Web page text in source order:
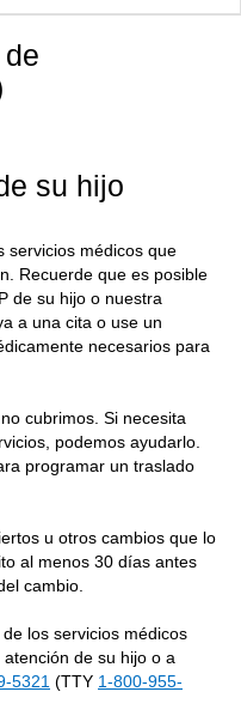
su hijo
servicios médicos que
Recuerde que es posible
de su hijo o nuestra
a una cita o use un
necesarios para
cubrimos. Si necesita
podemos ayudarlo.
programar un traslado
u otros cambios que lo
al menos 30 días antes
cambio.
los servicios médicos
de su hijo o a
5321 (TTY 1-800-955-